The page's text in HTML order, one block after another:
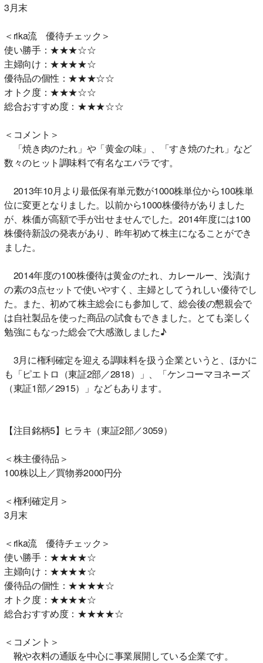
3月末
＜rika流 優待チェック＞
使い勝手：★★★☆☆
主婦向け：★★★★☆
優待品の個性：★★★☆☆
オトク度：★★★☆☆
総合おすすめ度：★★★☆☆
＜コメント＞
「焼き肉のたれ」や「黄金の味」、「すき焼のたれ」など
数々のヒット調味料で有名なエバラです。
2013年10月より最低保有単元数が1000株単位から100株単
位に変更となりました。以前から1000株優待がありました
が、株価が高額で手が出せませんでした。2014年度には100
株優待新設の発表があり、昨年初めて株主になることができ
ました。
2014年度の100株優待は黄金のたれ、カレールー、浅漬け
の素の3点セットで使いやすく、主婦としてうれしい優待でし
た。また、初めて株主総会にも参加して、総会後の懇親会で
は自社製品を使った商品の試食もできました。とても楽しく
勉強にもなった総会で大感激しました♪
3月に権利確定を迎える調味料を扱う企業というと、ほかに
も「ピエトロ（東証2部／2818）」、「ケンコーマヨネーズ
（東証1部／2915）」などもあります。
【注目銘柄5】ヒラキ（東証2部／3059）
＜株主優待品＞
100株以上／買物券2000円分
＜権利確定月＞
3月末
＜rika流 優待チェック＞
使い勝手：★★★★☆
主婦向け：★★★★☆
優待品の個性：★★★★☆
オトク度：★★★★☆
総合おすすめ度：★★★★☆
＜コメント＞
靴や衣料の通販を中心に事業展開している企業です。